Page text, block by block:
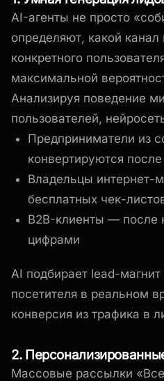
AI-агенты не просто
определяют, какой канал
конкретного
максимальной
Анализируя поведение
пользователей,
Предприниматели из
конвертируются
Владельцы интернет-
бесплатных чек-
B2B-клиенты — после
цифрами
AI подбирает lead-
посетителя в реальном
конверсия из трафика в
2.
Массовые рассылки